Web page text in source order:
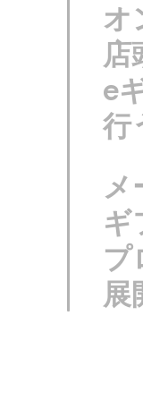
オ
店
e
行
メ
ギ
プ
展